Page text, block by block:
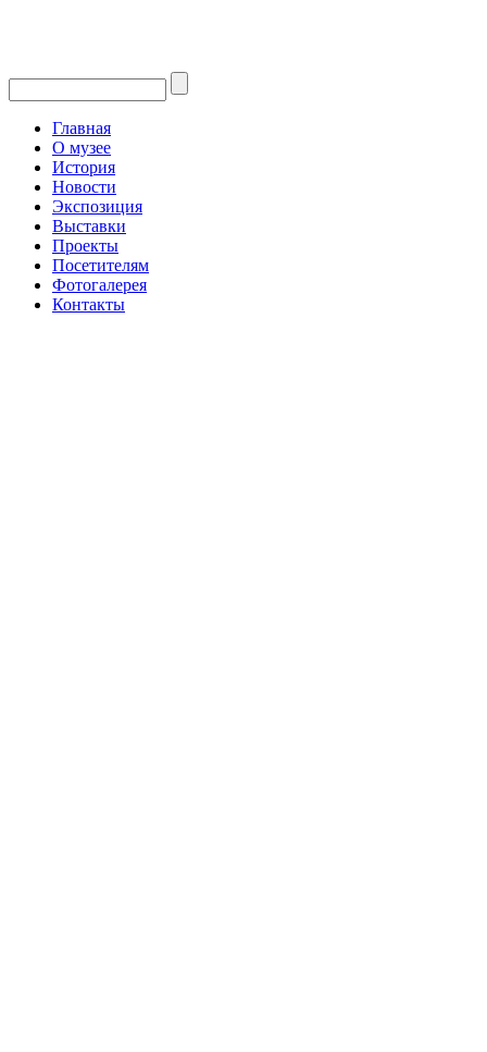
Главная
О музее
История
Новости
Экспозиция
Выставки
Проекты
Посетителям
Фотогалерея
Контакты